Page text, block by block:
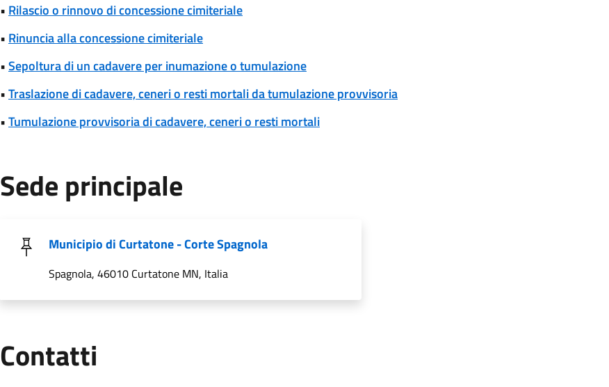
• Rilascio o rinnovo di concessione cimiteriale
• Rinuncia alla concessione cimiteriale
•Sepoltura di un cadavere per inumazione o tumulazione
•Traslazione di cadavere, ceneri o resti mortali da tumulazione provvisoria
•Tumulazione provvisoria di cadavere, ceneri o resti mortali
Sede principale
Municipio di Curtatone - Corte Spagnola
Spagnola, 46010 Curtatone MN, Italia
Contatti